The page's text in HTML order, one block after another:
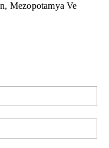
Mezopotamya Ve